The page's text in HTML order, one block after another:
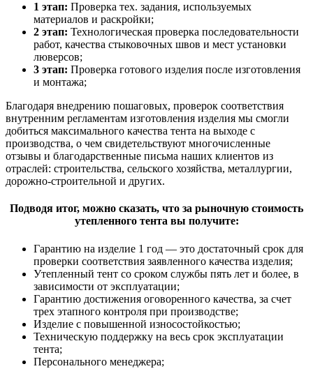
1 этап: Проверка тех. задания, используемых
материалов и раскройки;
2 этап: Технологическая проверка последовательности
работ, качества стыковочных швов и мест установки
люверсов;
3 этап: Проверка готового изделия после изготовления
и монтажа;
Благодаря внедрению пошаговых, проверок соответствия
внутренним регламентам изготовления изделия мы смогли
добиться максимального качества тента на выходе с
производства, о чем свидетельствуют многочисленные
отзывы и благодарственные письма наших клиентов из
отраслей: строительства, сельского хозяйства, металлургии,
дорожно-строительной и других.
Подводя итог, можно сказать, что за рыночную стоимость
утепленного тента вы получите:
Гарантию на изделие 1 год — это достаточный срок для
проверки соответствия заявленного качества изделия;
Утепленный тент со сроком службы пять лет и более, в
зависимости от эксплуатации;
Гарантию достижения оговоренного качества, за счет
трех этапного контроля при производстве;
Изделие с повышенной износостойкостью;
Техническую поддержку на весь срок эксплуатации
тента;
Персонального менеджера;